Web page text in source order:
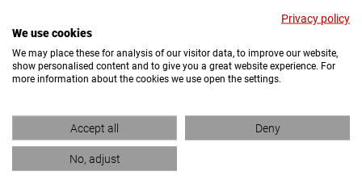
Privacy policy
We use cookies
We may place these for analysis of our visitor data, to improve our website,
show personalised content and to give you a great website experience. For
more information about the cookies we use open the settings.
Accept all Deny
No, adjust